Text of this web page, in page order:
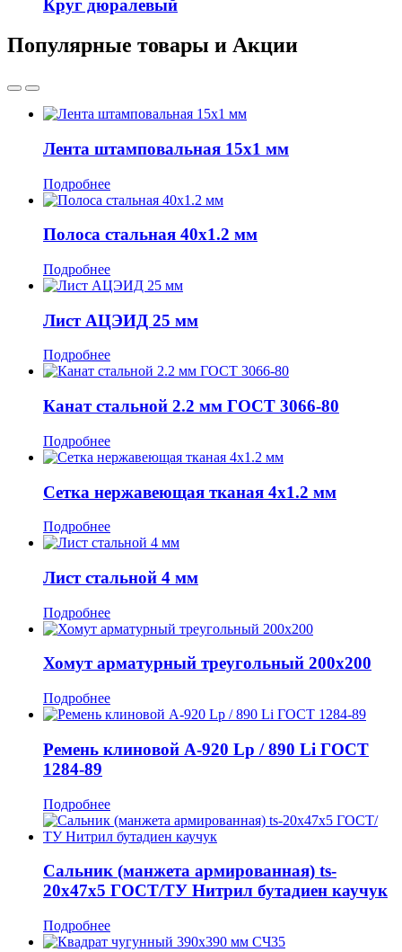
Круг дюралевый
Популярные товары и Акции
Лента штамповальная 15x1 мм
Подробнее
Полоса стальная 40x1.2 мм
Подробнее
Лист АЦЭИД 25 мм
Подробнее
Канат стальной 2.2 мм ГОСТ 3066-80
Подробнее
Сетка нержавеющая тканая 4x1.2 мм
Подробнее
Лист стальной 4 мм
Подробнее
Хомут арматурный треугольный 200x200
Подробнее
Ремень клиновой А-920 Lp / 890 Li ГОСТ
1284-89
Подробнее
Сальник (манжета армированная) ts-
20x47x5 ГОСТ/ТУ Нитрил бутадиен каучук
Подробнее